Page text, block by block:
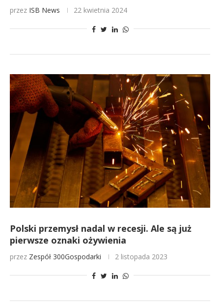
przez ISB News 22 kwietnia 2024
Polski przemysł nadal w recesji. Ale są już
pierwsze oznaki ożywienia
przez Zespół 300Gospodarki 2 listopada 2023